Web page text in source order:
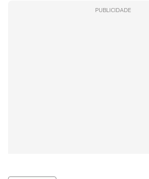
PUBLICIDADE